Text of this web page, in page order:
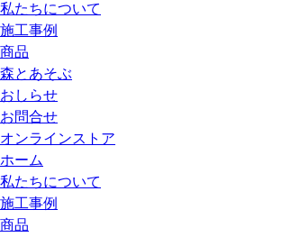
私たちについて
施工事例
商品
森とあそぶ
おしらせ
お問合せ
オンラインストア
ホーム
私たちについて
施工事例
商品